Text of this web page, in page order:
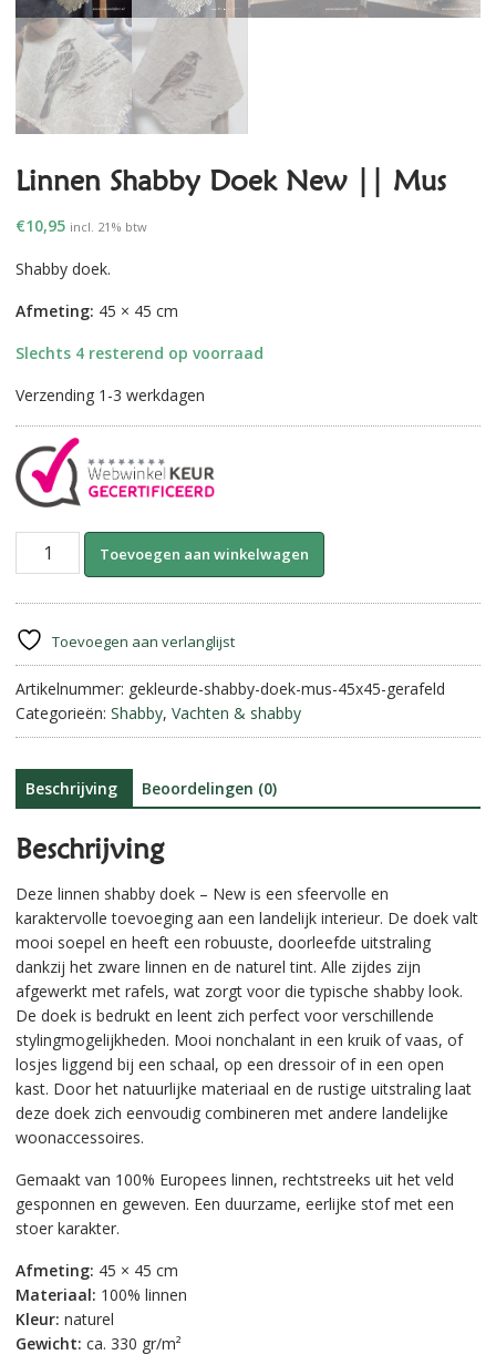
Linnen Shabby Doek New || Mus
€10,95 incl. 21% btw
Shabby doek.
Afmeting: 45 × 45 cm
Slechts 4 resterend op voorraad
Verzending 1-3 werkdagen
Linnen
Shabby
||
Mus
aantal
Toevoegen aan winkelwagen
n
a
i
:
Toevoegen aan verlanglijst
Artikelnummer: gekleurde-shabby-doek-mus-45x45-gerafeld
Categorieën: Shabby, Vachten & shabby
Beschrijving Beoordelingen (0)
Beschrijving
Deze linnen shabby doek – New is een sfeervolle en
karaktervolle toevoeging aan een landelijk interieur. De doek valt
mooi soepel en heeft een robuuste, doorleefde uitstraling
dankzij het zware linnen en de naturel tint. Alle zijdes zijn
afgewerkt met rafels, wat zorgt voor die typische shabby look.
De doek is bedrukt en leent zich perfect voor verschillende
stylingmogelijkheden. Mooi nonchalant in een kruik of vaas, of
losjes liggend bij een schaal, op een dressoir of in een open
kast. Door het natuurlijke materiaal en de rustige uitstraling laat
deze doek zich eenvoudig combineren met andere landelijke
woonaccessoires.
Gemaakt van 100% Europees linnen, rechtstreeks uit het veld
gesponnen en geweven. Een duurzame, eerlijke stof met een
stoer karakter.
Afmeting: 45 × 45 cm
Materiaal: 100% linnen
Kleur: naturel
Gewicht: ca. 330 gr/m²